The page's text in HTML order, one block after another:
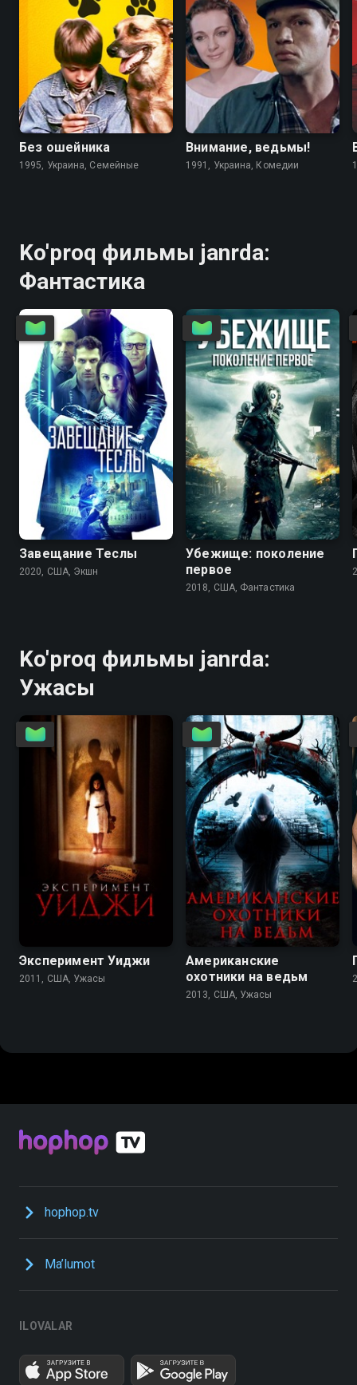
6.7 4.6
Без ошейника
1995, Украина, Семейные
5.6
Внимание, ведьмы!
1991, Украина, Комедии
Ko'proq фильмы janrda:
Фантастика
4.9 2.9
Завещание Теслы
2020, США, Экшн
3.6 2.4
Убежище: поколение
первое
2018, США, Фантастика
Ko'proq фильмы janrda:
Ужасы
4.0 3.2
Эксперимент Уиджи
2011, США, Ужасы
2.5
Американские
охотники на ведьм
2013, США, Ужасы
hophop.tv
Ma’lumot
ILOVALAR